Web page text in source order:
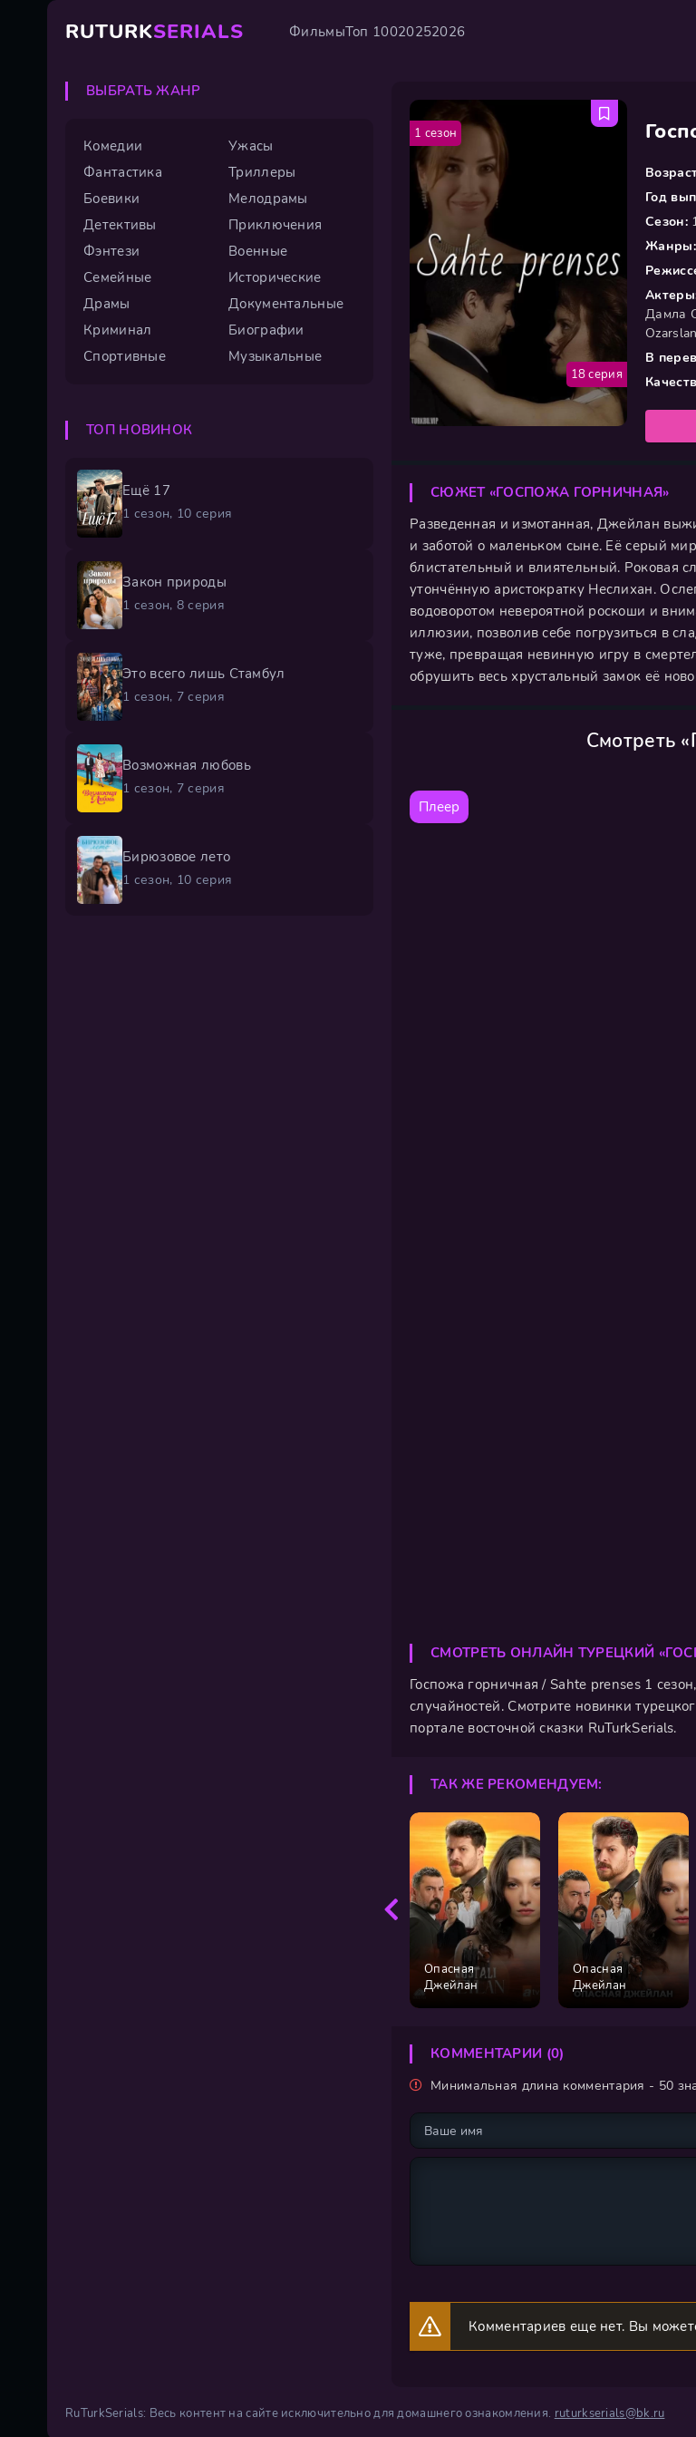
RUTURKSERIALS ФильмыТоп 10020252026
Год
Сезон:
Жанры:
Дамла
Ozarslan
В
18 серия
1 сезон
СЮЖЕТ «ГОСПОЖА ГОРНИЧНАЯ»
Разведенная и измотанная, Джейлан
и заботой о маленьком сыне. Её серый
блистательный и влиятельный. Роковая
утончённую аристократку Неслихан.
водоворотом невероятной роскоши и
иллюзии, позволив себе погрузиться в
туже, превращая невинную игру в
обрушить весь хрустальный замок её
Смотреть
Плеер
СМОТРЕТЬ ОНЛАЙН ТУРЕЦКИЙ
Госпожа горничная / Sahte prenses 1
случайностей. Смотрите новинки
портале восточной сказки RuTurkSerials.
ТАК ЖЕ РЕКОМЕНДУЕМ:
Опасная
Джейлан
Опасная
Джейлан
КОММЕНТАРИИ (0)
Минимальная длина комментария - 50
Комментариев еще нет. Вы
ВЫБРАТЬ ЖАНР
Комедии
Ужасы
Фантастика
Триллеры
Боевики
Мелодрамы
Детективы
Приключения
Фэнтези
Военные
Семейные
Исторические
Драмы
Документальные
Криминал
Биографии
Спортивные
Музыкальные
ТОП НОВИНОК
Ещё 17
1 сезон, 10 серия
Закон природы
1 сезон, 8 серия
Это всего лишь Стамбул
1 сезон, 7 серия
Возможная любовь
1 сезон, 7 серия
Бирюзовое лето
1 сезон, 10 серия
RuTurkSerials: Весь контент на сайте исключительно для домашнего ознакомления. ruturkserials@bk.ru